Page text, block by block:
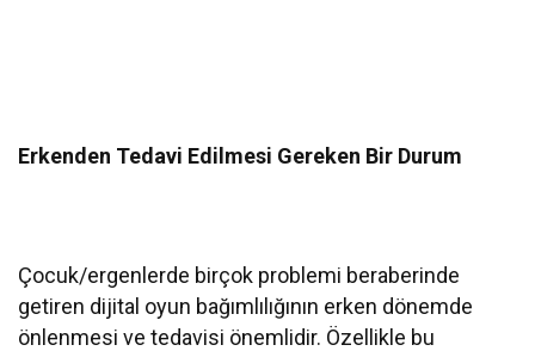
Erkenden Tedavi Edilmesi Gereken Bir Durum
Çocuk/ergenlerde birçok problemi beraberinde
getiren dijital oyun bağımlılığının erken dönemde
önlenmesi ve tedavisi önemlidir. Özellikle bu